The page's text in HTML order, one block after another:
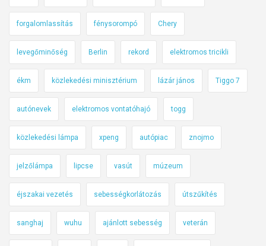
forgalomlassítás fénysorompó Chery
levegőminőség Berlin rekord elektromos tricikli
ékm közlekedési minisztérium lázár jános Tiggo 7
autónevek elektromos vontatóhajó togg
közlekedési lámpa xpeng autópiac znojmo
jelzőlámpa lipcse vasút múzeum
éjszakai vezetés sebességkorlátozás útszűkítés
sanghaj wuhu ajánlott sebesség veterán